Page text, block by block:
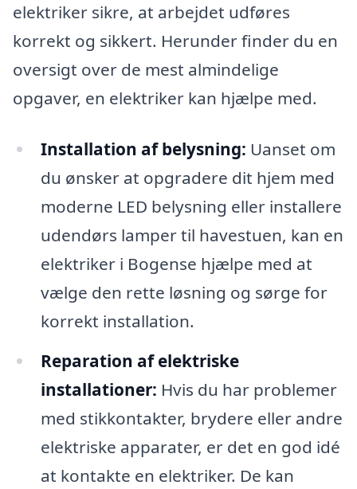
elektriker sikre, at arbejdet udføres
korrekt og sikkert. Herunder finder du en
oversigt over de mest almindelige
opgaver, en elektriker kan hjælpe med.
Installation af belysning: Uanset om
du ønsker at opgradere dit hjem med
moderne LED belysning eller installere
udendørs lamper til havestuen, kan en
elektriker i Bogense hjælpe med at
vælge den rette løsning og sørge for
korrekt installation.
Reparation af elektriske
installationer: Hvis du har problemer
med stikkontakter, brydere eller andre
elektriske apparater, er det en god idé
at kontakte en elektriker. De kan